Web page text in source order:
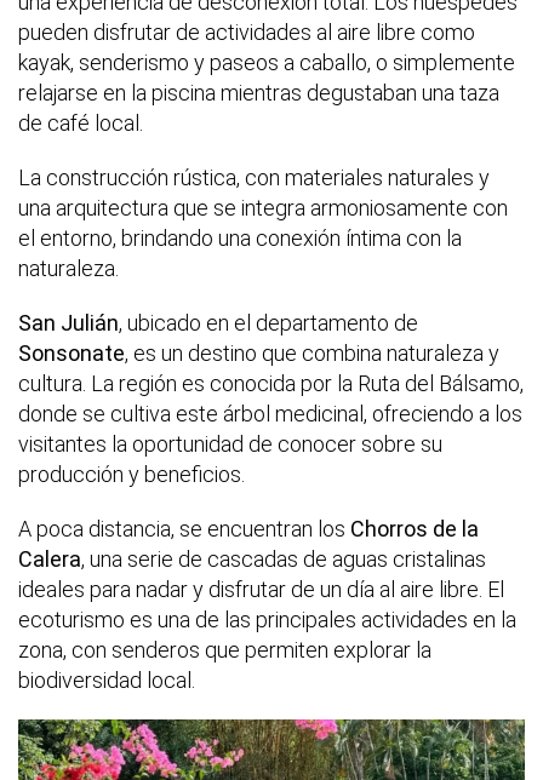
pueden disfrutar de actividades al aire libre como
kayak, senderismo y paseos a caballo, o simplemente
relajarse en la piscina mientras degustaban una taza
de café local.
La construcción rústica, con materiales naturales y
una arquitectura que se integra armoniosamente con
el entorno, brindando una conexión íntima con la
naturaleza.
San Julián, ubicado en el departamento de
Sonsonate, es un destino que combina naturaleza y
cultura. La región es conocida por la Ruta del Bálsamo,
donde se cultiva este árbol medicinal, ofreciendo a los
visitantes la oportunidad de conocer sobre su
producción y beneficios.
A poca distancia, se encuentran los Chorros de la
Calera, una serie de cascadas de aguas cristalinas
ideales para nadar y disfrutar de un día al aire libre. El
ecoturismo es una de las principales actividades en la
zona, con senderos que permiten explorar la
biodiversidad local.